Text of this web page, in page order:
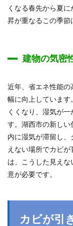
くなる春先から夏
昇が重なるこの季節
建物の気密
近年、省エネ性能
幅に向上しています
くくなり、湿気が
す。湖西市の新し
内に湿気が滞留し
えない場所でカビ
は、こうした見え
意が必要です。
カビが引